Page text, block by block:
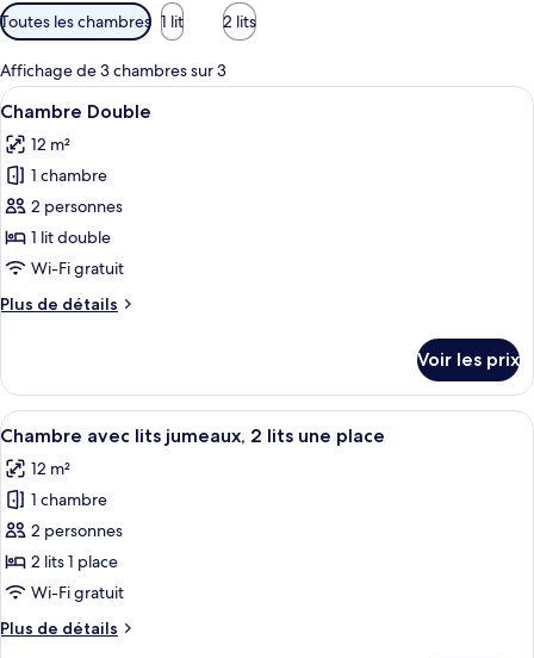
Filtres
disponibles
pour
les
chambres
Toutes les chambres 1 lit 2 lits
Affichage de 3 chambres sur 3
Afficher
toutes
les
photos
pour
ce
type
chambre :
Une chambre d’hôtel avec un lit,
5
Chambre Double
12 m²
1 chambre
2 personnes
1 lit double
Wi-Fi gratuit
Plus de détails
Plus
le
type
de
Chambre
Double
Voir les prix
Afficher
toutes
les
photos
pour
ce
type
chambre :
Une chambre d’hôtel avec deux
5
Chambre avec lits jumeaux, 2 lits une place
12 m²
1 chambre
2 personnes
2 lits 1 place
Wi-Fi gratuit
Plus de détails
Plus